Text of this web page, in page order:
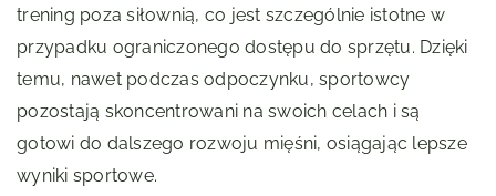
trening poza siłownią, co jest szczególnie istotne w
przypadku ograniczonego dostępu do sprzętu. Dzięki
temu, nawet podczas odpoczynku, sportowcy
pozostają skoncentrowani na swoich celach i są
gotowi do dalszego rozwoju mięśni, osiągając lepsze
wyniki sportowe.